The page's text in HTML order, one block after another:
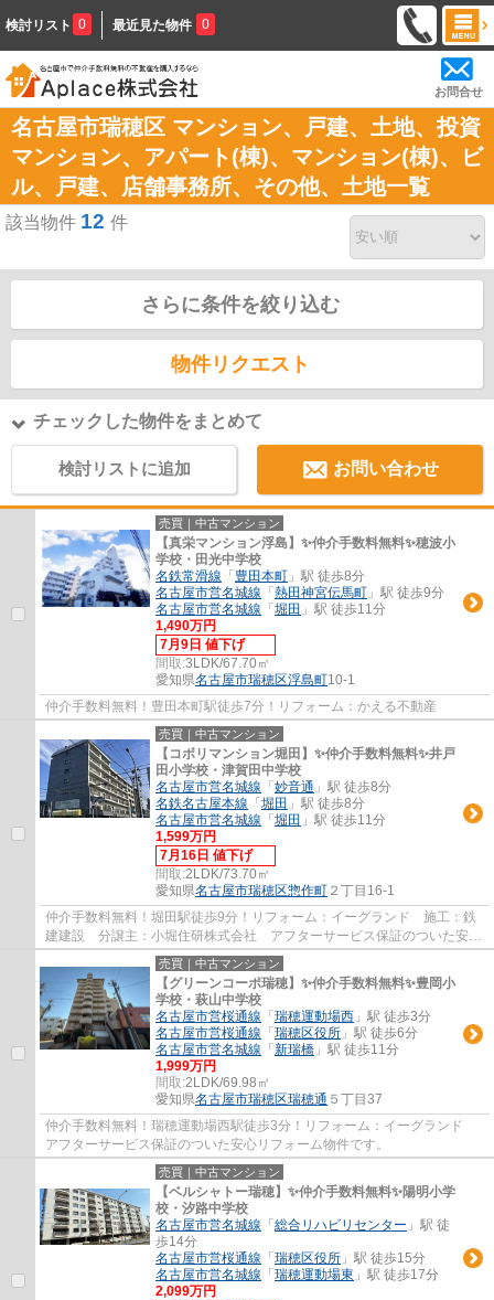
検討リスト 0 最近見た物件 0
お問合せ
名古屋市瑞穂区 マンション、戸建、土地、投資
マンション、アパート(棟)、マンション(棟)、ビ
ル、戸建、店舗事務所、その他、土地一覧
該当物件 12 件
さらに条件を絞り込む
物件リクエスト
チェックした物件をまとめて
検討リストに追加 お問い合わせ
売買｜中古マンション
【真栄マンション浮島】✨️仲介手数料無料✨️穂波小
学校・田光中学校
名鉄常滑線 「 豊田本町 」駅 徒歩8分
名古屋市営名城線 「 熱田神宮伝馬町 」駅 徒歩9分
名古屋市営名城線 「 堀田 」駅 徒歩11分
1,490万円
7月9日 値下げ
間取:3LDK/67.70㎡
愛知県名古屋市瑞穂区浮島町10-1
仲介手数料無料！豊田本町駅徒歩7分！リフォーム：かえる不動産
売買｜中古マンション
【コボリマンション堀田】✨️仲介手数料無料✨️井戸
田小学校・津賀田中学校
名古屋市営名城線 「 妙音通 」駅 徒歩8分
名鉄名古屋本線 「 堀田 」駅 徒歩8分
名古屋市営名城線 「 堀田 」駅 徒歩11分
1,599万円
7月16日 値下げ
間取:2LDK/73.70㎡
愛知県名古屋市瑞穂区惣作町 ２丁目16-1
仲介手数料無料！堀田駅徒歩9分！リフォーム：イーグランド 施工：鉄
建建設 分譲主：小堀住研株式会社 アフターサービス保証のついた安心
リフォーム物件です。
売買｜中古マンション
【グリーンコーポ瑞穂】✨️仲介手数料無料✨️豊岡小
学校・萩山中学校
名古屋市営桜通線 「 瑞穂運動場西 」駅 徒歩3分
名古屋市営桜通線 「 瑞穂区役所 」駅 徒歩6分
名古屋市営名城線 「 新瑞橋 」駅 徒歩11分
1,999万円
間取:2LDK/69.98㎡
愛知県名古屋市瑞穂区瑞穂通 ５丁目37
仲介手数料無料！瑞穂運動場西駅徒歩3分！リフォーム：イーグランド
アフターサービス保証のついた安心リフォーム物件です。
売買｜中古マンション
【ベルシャトー瑞穂】✨️仲介手数料無料✨️陽明小学
校・汐路中学校
名古屋市営名城線 「 総合リハビリセンター 」駅 徒
歩14分
名古屋市営桜通線 「 瑞穂区役所 」駅 徒歩15分
名古屋市営名城線 「 瑞穂運動場東 」駅 徒歩17分
2,099万円